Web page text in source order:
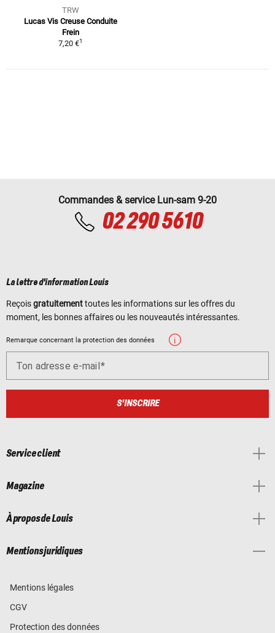
TRW
Lucas Vis Creuse Conduite
Frein
7,20 €1
Commandes & service Lun-sam 9-20
02 290 5610
La lettre d'information Louis
Reçoisgratuitementtoutes les informations sur les offres du
moment, les bonnes affaires ou les nouveautés intéressantes.
Remarque concernant la protection des données
Ton adresse e-mail
S'INSCRIRE
Service client
Magazine
À propos de Louis
Mentions juridiques
Mentions légales
CGV
Protection des données